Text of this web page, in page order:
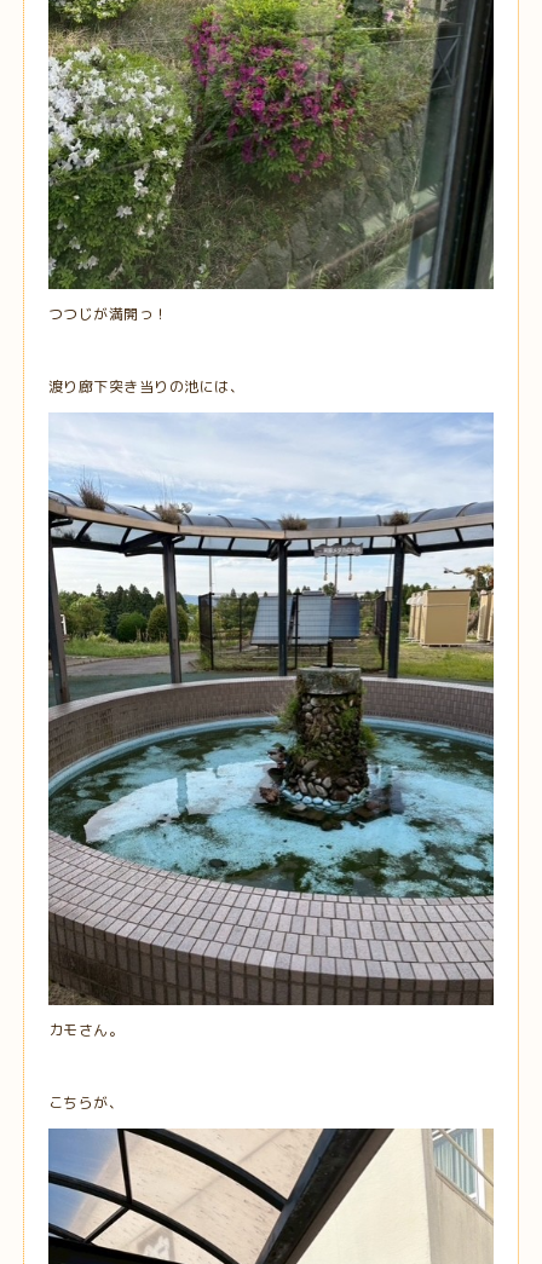
つつじが満開っ！
渡り廊下突き当りの池には、
カモさん。
こちらが、